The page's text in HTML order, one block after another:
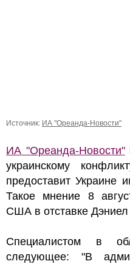
Источник: ИА "Ореанда-Новости"
ИА "Ореанда-Новости"
украинскому
предоставит Украине
Такое мнение 8
США в отставке
Специалистом в
следующее: "В